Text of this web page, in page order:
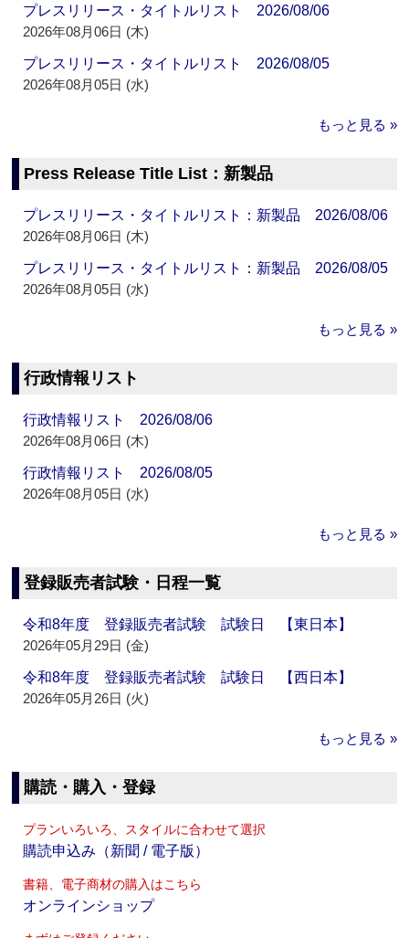
プレスリリース・タイトルリスト 2026/08/06
2026年08月06日 (木)
プレスリリース・タイトルリスト 2026/08/05
2026年08月05日 (水)
もっと見る »
Press Release Title List：新製品
プレスリリース・タイトルリスト：新製品 2026/08/06
2026年08月06日 (木)
プレスリリース・タイトルリスト：新製品 2026/08/05
2026年08月05日 (水)
もっと見る »
行政情報リスト
行政情報リスト 2026/08/06
2026年08月06日 (木)
行政情報リスト 2026/08/05
2026年08月05日 (水)
もっと見る »
登録販売者試験・日程一覧
令和8年度 登録販売者試験 試験日 【東日本】
2026年05月29日 (金)
令和8年度 登録販売者試験 試験日 【西日本】
2026年05月26日 (火)
もっと見る »
購読・購入・登録
プランいろいろ、スタイルに合わせて選択
購読申込み（新聞 / 電子版）
書籍、電子商材の購入はこちら
オンラインショップ